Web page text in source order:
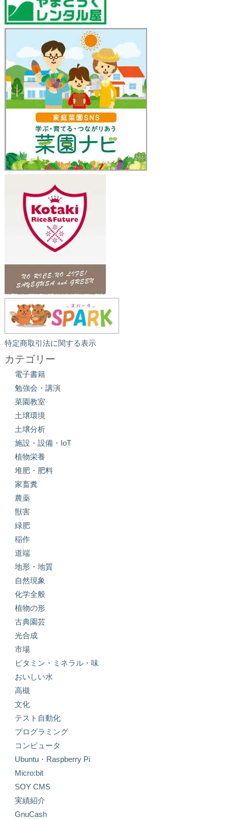
特定商取引法に関する表示
カテゴリー
電子書籍
勉強会・講演
菜園教室
土壌環境
土壌分析
施設・設備・IoT
植物栄養
堆肥・肥料
家畜糞
農薬
獣害
緑肥
稲作
道端
地形・地質
自然現象
化学全般
植物の形
古典園芸
光合成
市場
ビタミン・ミネラル・味
おいしい水
高槻
文化
テスト自動化
プログラミング
コンピュータ
Ubuntu・Raspberry Pi
Micro:bit
SOY CMS
実績紹介
GnuCash